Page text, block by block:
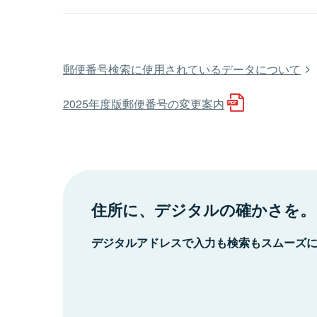
郵便番号検索に使用されているデータについて
2025年度版郵便番号の変更案内
住所に、デジタルの確かさを。
デジタルアドレスで入力も検索もスムーズ